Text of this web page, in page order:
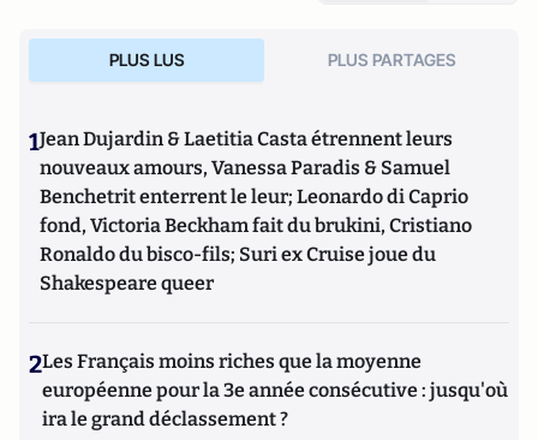
PLUS LUS PLUS PARTAGES
1Jean Dujardin & Laetitia Casta étrennent leurs
nouveaux amours, Vanessa Paradis & Samuel
Benchetrit enterrent le leur; Leonardo di Caprio
fond, Victoria Beckham fait du brukini, Cristiano
Ronaldo du bisco-fils; Suri ex Cruise joue du
Shakespeare queer
2Les Français moins riches que la moyenne
européenne pour la 3e année consécutive : jusqu'où
ira le grand déclassement ?